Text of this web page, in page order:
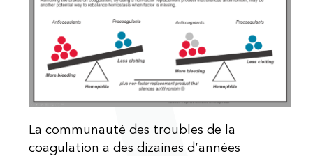
La communauté des troubles de la
coagulation a des dizaines d’années